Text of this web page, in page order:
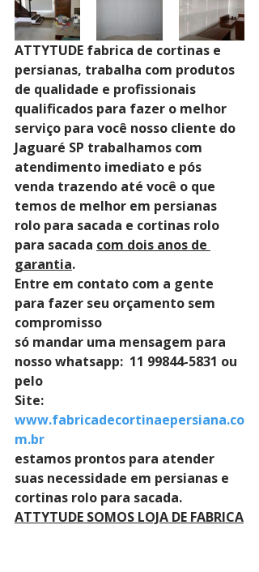
ATTYTUDE fabrica de cortinas e
persianas, trabalha com produtos
de qualidade e profissionais
qualificados para fazer o melhor
serviço para você nosso cliente do
Jaguaré SP trabalhamos com
atendimento imediato e pós
venda trazendo até você o que
temos de melhor em persianas
rolo para sacada e cortinas rolo
para sacada com dois anos de
garantia.
Entre em contato com a gente
para fazer seu orçamento sem
compromisso
só mandar uma mensagem para
nosso whatsapp:  11 99844-5831 ou
pelo
Site:
www.fabricadecortinaepersiana.co
m.br
estamos prontos para atender
suas necessidade em persianas e
cortinas rolo para sacada.
ATTYTUDE SOMOS LOJA DE FABRICA